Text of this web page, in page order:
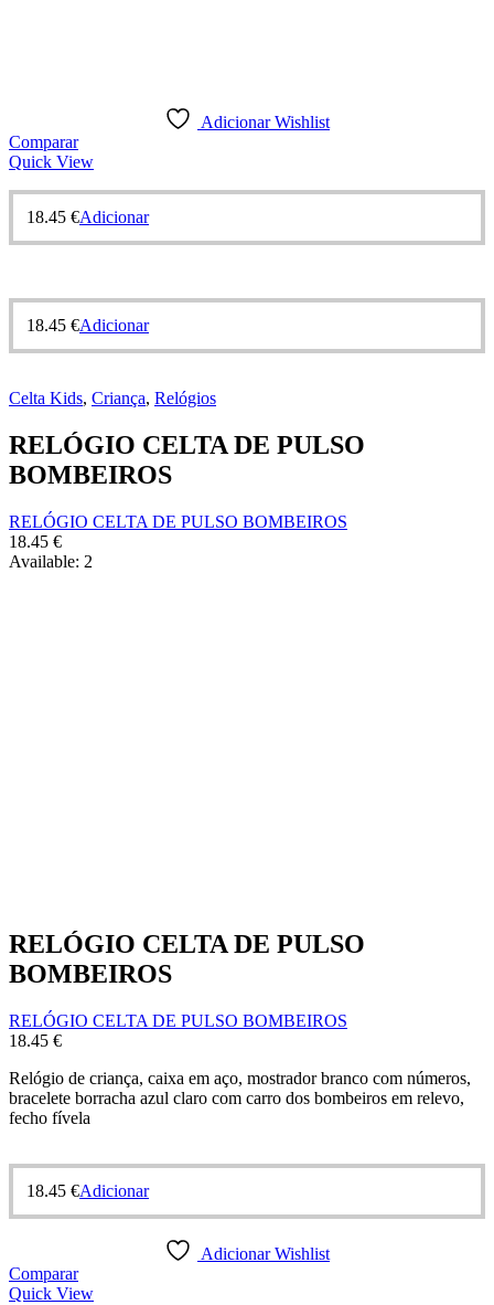
Adicionar Wishlist
Comparar
Quick View
18.45 €Adicionar
18.45 €Adicionar
Celta Kids, Criança, Relógios
RELÓGIO CELTA DE PULSO
BOMBEIROS
RELÓGIO CELTA DE PULSO BOMBEIROS
18.45 €
Available: 2
RELÓGIO CELTA DE PULSO
BOMBEIROS
RELÓGIO CELTA DE PULSO BOMBEIROS
18.45 €
Relógio de criança, caixa em aço, mostrador branco com números,
bracelete borracha azul claro com carro dos bombeiros em relevo,
fecho fívela
18.45 €Adicionar
Adicionar Wishlist
Comparar
Quick View